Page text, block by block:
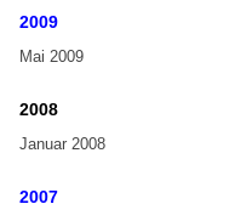
2. Estnisches
Aktuelles
2009
Mai 2009
2008
Januar 2008
2007